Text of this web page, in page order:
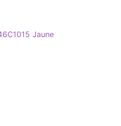
Jaune